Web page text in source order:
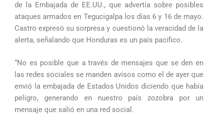
de la Embajada de EE.UU., que advertía sobre posibles
ataques armados en Tegucigalpa los días 6 y 16 de mayo.
Castro expresó su sorpresa y cuestionó la veracidad de la
alerta, señalando que Honduras es un país pacífico.
“No es posible que a través de mensajes que se den en
las redes sociales se manden avisos como el de ayer que
envió la embajada de Estados Unidos diciendo que había
peligro, generando en nuestro país zozobra por un
mensaje que salió en una red social.